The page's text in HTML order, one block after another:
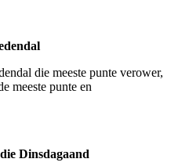
die meeste punte verower,
meeste punte en
Dinsdagaand